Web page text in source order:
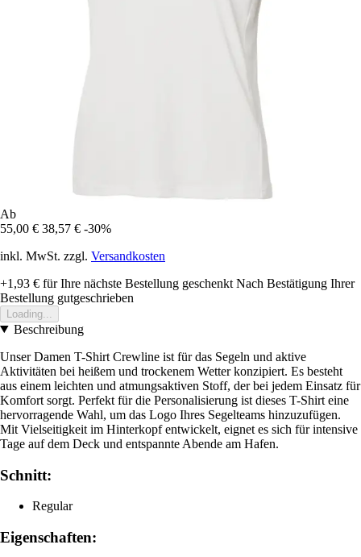
Ab
55,00 € 38,57 € -30%
inkl. MwSt. zzgl. Versandkosten
+1,93 € für Ihre nächste Bestellung geschenkt Nach Bestätigung Ihrer
Bestellung gutgeschrieben
Loading...
Beschreibung
Unser Damen T-Shirt Crewline ist für das Segeln und aktive
Aktivitäten bei heißem und trockenem Wetter konzipiert. Es besteht
aus einem leichten und atmungsaktiven Stoff, der bei jedem Einsatz für
Komfort sorgt. Perfekt für die Personalisierung ist dieses T-Shirt eine
hervorragende Wahl, um das Logo Ihres Segelteams hinzuzufügen.
Mit Vielseitigkeit im Hinterkopf entwickelt, eignet es sich für intensive
Tage auf dem Deck und entspannte Abende am Hafen.
Schnitt:
Regular
Eigenschaften: